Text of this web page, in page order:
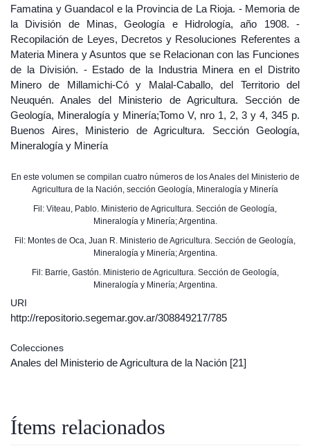
Famatina y Guandacol e la Provincia de La Rioja. - Memoria de
la División de Minas, Geología e Hidrología, año 1908. -
Recopilación de Leyes, Decretos y Resoluciones Referentes a
Materia Minera y Asuntos que se Relacionan con las Funciones
de la División. - Estado de la Industria Minera en el Distrito
Minero de Millamichi-Có y Malal-Caballo, del Territorio del
Neuquén. Anales del Ministerio de Agricultura. Sección de
Geología, Mineralogía y Minería;Tomo V, nro 1, 2, 3 y 4, 345 p.
Buenos Aires, Ministerio de Agricultura. Sección Geología,
Mineralogía y Minería
En este volumen se compilan cuatro números de los Anales del Ministerio de
Agricultura de la Nación, sección Geología, Mineralogía y Minería
Fil: Viteau, Pablo. Ministerio de Agricultura. Sección de Geología,
Mineralogía y Minería; Argentina.
Fil: Montes de Oca, Juan R. Ministerio de Agricultura. Sección de Geología,
Mineralogía y Minería; Argentina.
Fil: Barrie, Gastón. Ministerio de Agricultura. Sección de Geología,
Mineralogía y Minería; Argentina.
URI
http://repositorio.segemar.gov.ar/308849217/785
Colecciones
Anales del Ministerio de Agricultura de la Nación [21]
Ítems relacionados